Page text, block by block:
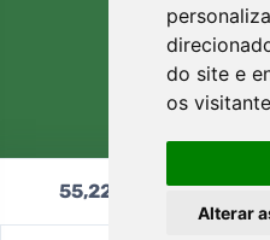
do site e
os
Alterar
55,22